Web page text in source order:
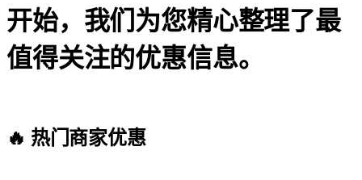
开始，我们为您精心整理了最
值得关注的优惠信息。
🔥 热门商家优惠